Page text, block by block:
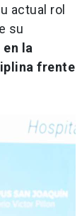
actual rol
su
la
frente